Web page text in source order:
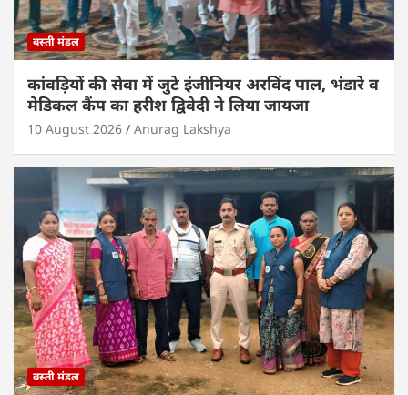
बस्ती मंडल
कांवड़ियों की सेवा में जुटे इंजीनियर अरविंद पाल, भंडारे व
मेडिकल कैंप का हरीश द्विवेदी ने लिया जायजा
10 August 2026 Anurag Lakshya
बस्ती मंडल